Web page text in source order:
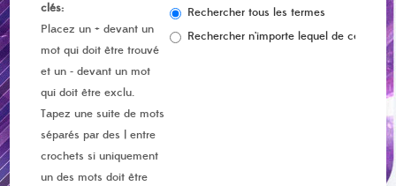
clés:
Placez un+ devant un
mot qui doit être trouvé
et un- devant un mot
qui doit être exclu.
Tapez une suite de mots
séparés par des | entre
crochets si uniquement
un des mots doit être
Rechercher tous les termes
Rechercher n’importe lequel de ces